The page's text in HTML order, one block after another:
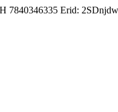
Erid: